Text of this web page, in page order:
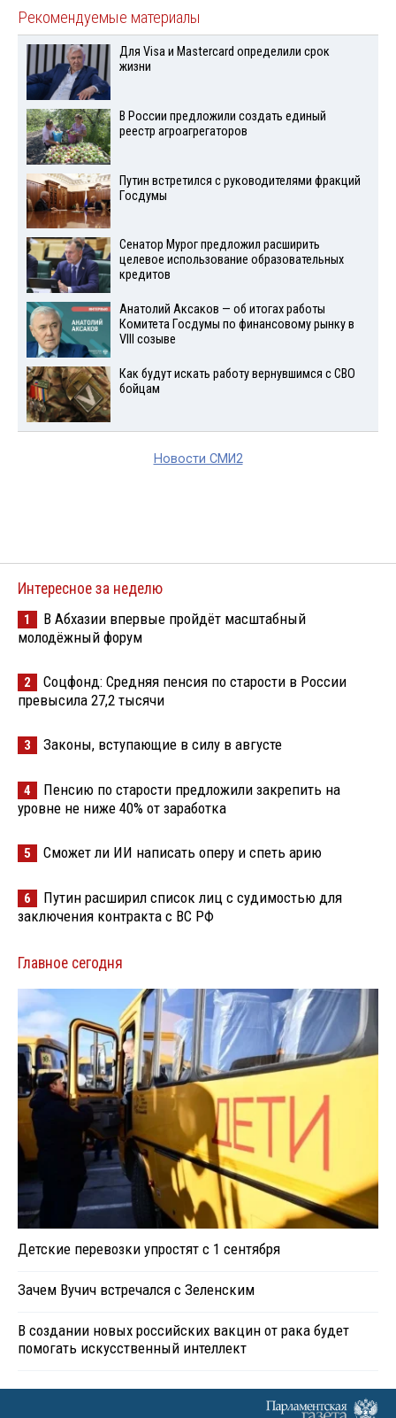
Рекомендуемые материалы
Для Visа и Mastercard определили срок
жизни
В России предложили создать единый
реестр агроагрегаторов
Путин встретился с руководителями фракций
Госдумы
Сенатор Мурог предложил расширить
целевое использование образовательных
кредитов
Анатолий Аксаков — об итогах работы
Комитета Госдумы по финансовому рынку в
VIII созыве
Как будут искать работу вернувшимся с СВО
бойцам
Новости СМИ2
Интересное за неделю
1
В Абхазии впервые пройдёт масштабный
молодёжный форум
2
Соцфонд: Средняя пенсия по старости в России
превысила 27,2 тысячи
3 Законы, вступающие в силу в августе
4
Пенсию по старости предложили закрепить на
уровне не ниже 40% от заработка
5 Сможет ли ИИ написать оперу и спеть арию
6
Путин расширил список лиц с судимостью для
заключения контракта с ВС РФ
Главное сегодня
Детские перевозки упростят с 1 сентября
Зачем Вучич встречался с Зеленским
В создании новых российских вакцин от рака будет
помогать искусственный интеллект